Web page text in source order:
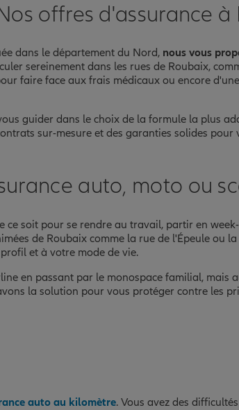
offres d'assurance à
dans le département du Nord, nous vous
sereinement dans les rues de Roubaix,
faire face aux frais médicaux ou encore d'une
guider dans le choix de la formule la plus
sur-mesure et des garanties solides
auto, moto ou
ce soit pour se rendre au travail, partir en
de Roubaix comme la rue de l'Épeule ou
et à votre mode de vie.
en passant par le monospace familial, mais
la solution pour vous protéger contre les
auto au kilomètre. Vous avez des